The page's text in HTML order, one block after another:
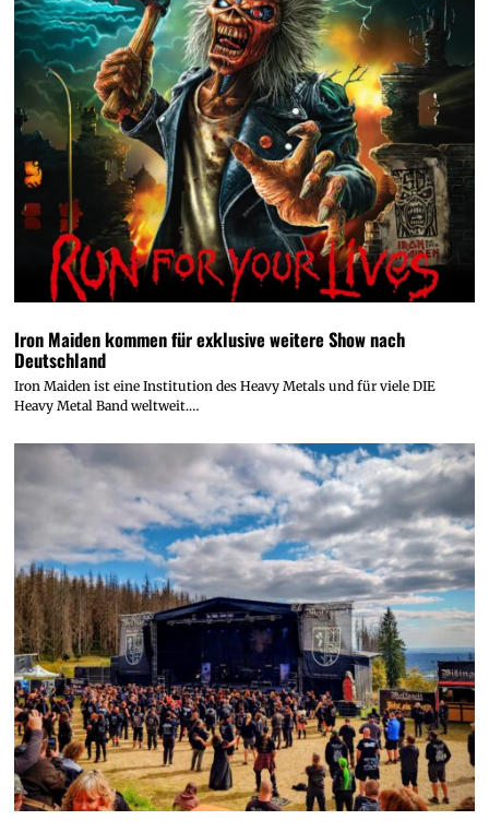
Iron Maiden kommen für exklusive weitere Show nach
Deutschland
Iron Maiden ist eine Institution des Heavy Metals und für viele DIE
Heavy Metal Band weltweit.…